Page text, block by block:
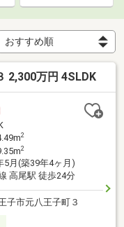
2,300万円 4SLDK
2
2
5月(築39年4ヶ月)
高尾駅 徒歩24分
子市元八王子町３